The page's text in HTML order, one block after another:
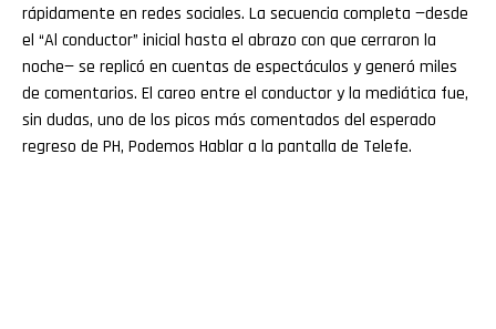
rápidamente en redes sociales. La secuencia completa —desde
el “Al conductor” inicial hasta el abrazo con que cerraron la
noche— se replicó en cuentas de espectáculos y generó miles
de comentarios. El careo entre el conductor y la mediática fue,
sin dudas, uno de los picos más comentados del esperado
regreso de PH, Podemos Hablar a la pantalla de Telefe.